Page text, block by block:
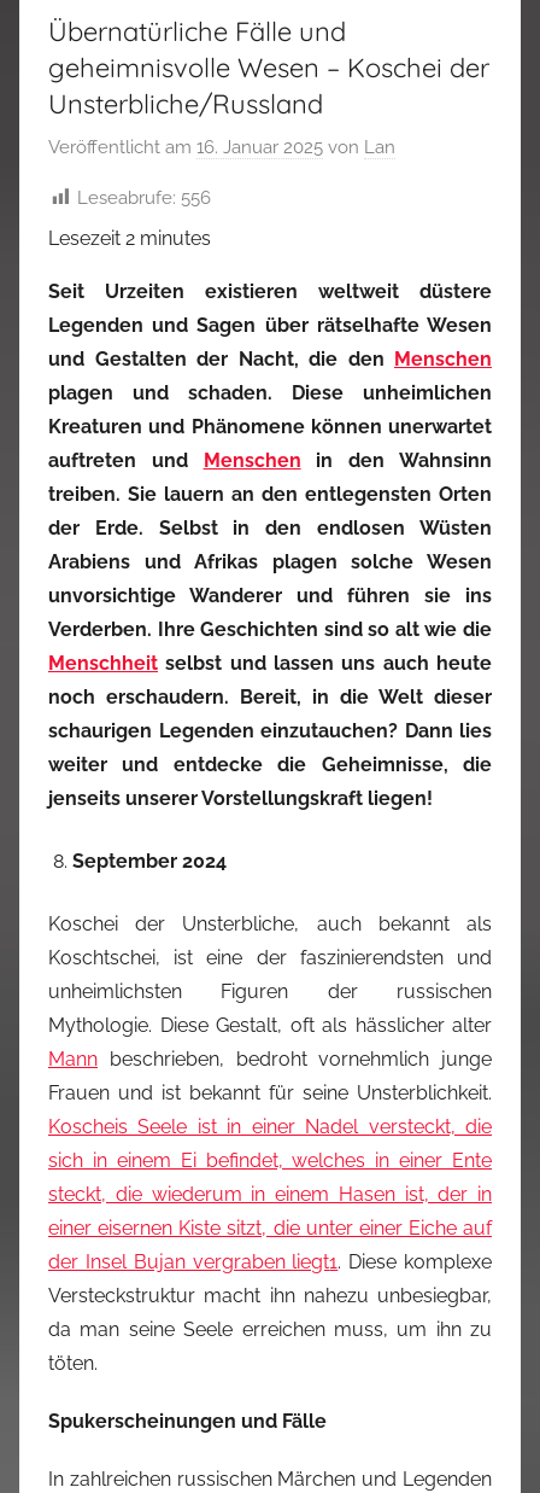
Übernatürliche Fälle und
geheimnisvolle Wesen – Koschei der
Unsterbliche/Russland
Veröffentlicht am 16. Januar 2025 von Lan
Leseabrufe: 556
Lesezeit 2 minutes
Seit Urzeiten existieren weltweit düstere
Legenden und Sagen über rätselhafte Wesen
und Gestalten der Nacht, die den
Menschen
plagen und schaden. Diese unheimlichen
Kreaturen und Phänomene können unerwartet
auftreten und
Menschen in den Wahnsinn
treiben. Sie lauern an den entlegensten Orten
der Erde. Selbst in den endlosen Wüsten
Arabiens und Afrikas plagen solche Wesen
unvorsichtige Wanderer und führen sie ins
Verderben. Ihre Geschichten sind so alt wie die
Menschheit selbst und lassen uns auch heute
noch erschaudern. Bereit, in die Welt dieser
schaurigen Legenden einzutauchen? Dann lies
weiter und entdecke die Geheimnisse, die
jenseits unserer Vorstellungskraft liegen!
September 2024
Koschei der Unsterbliche, auch bekannt als
Koschtschei, ist eine der faszinierendsten und
unheimlichsten Figuren der russischen
Mythologie. Diese Gestalt, oft als hässlicher alter
Mann beschrieben, bedroht vornehmlich junge
Frauen und ist bekannt für seine Unsterblichkeit.
Koscheis Seele ist in einer Nadel versteckt, die
sich in einem Ei befindet, welches in einer Ente
steckt, die wiederum in einem Hasen ist, der in
einer eisernen Kiste sitzt, die unter einer Eiche auf
der Insel Bujan vergraben liegt1. Diese komplexe
Versteckstruktur macht ihn nahezu unbesiegbar,
da man seine Seele erreichen muss, um ihn zu
töten.
Spukerscheinungen und Fälle
In zahlreichen russischen Märchen und Legenden